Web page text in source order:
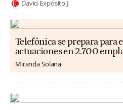
David Expósito J.
Telefónica se prepara para
actuaciones en 2.700
Miranda Solana